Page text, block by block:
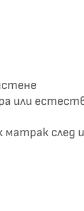
или
матрак след